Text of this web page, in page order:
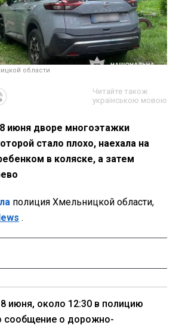
области
Читайте також
українською мовою
июня дворе многоэтажки
стало плохо, наехала на
в коляске, а затем
полиция Хмельницкой области,
.
июня, около 12:30 в полицию
сообщение о дорожно-